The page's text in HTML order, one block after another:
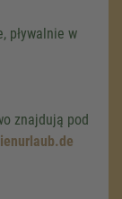
pływalnie w
znajdują pod